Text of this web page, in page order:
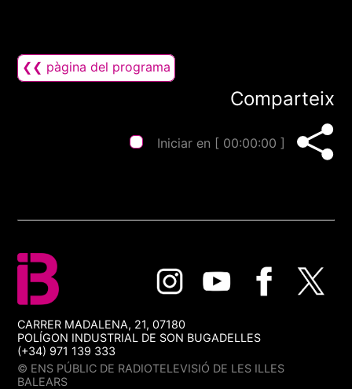
❮❮ pàgina del programa
Comparteix
Iniciar en [ 00:00:00 ]
CARRER MADALENA, 21, 07180
POLÍGON INDUSTRIAL DE SON BUGADELLES
(+34) 971 139 333
© ENS PÚBLIC DE RADIOTELEVISIÓ DE LES ILLES
BALEARS